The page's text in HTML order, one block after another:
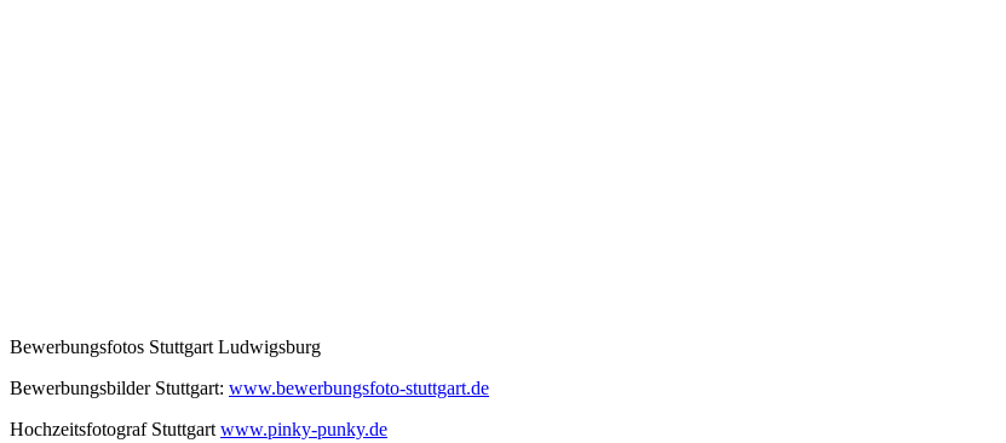
Bewerbungsfotos Stuttgart Ludwigsburg
Bewerbungsbilder Stuttgart: www.bewerbungsfoto-stuttgart.de
Hochzeitsfotograf Stuttgart www.pinky-punky.de